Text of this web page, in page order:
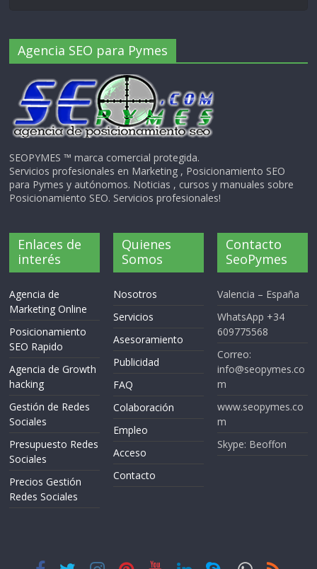
Agencia SEO para Pymes
SEOPYMES ™ marca comercial protegida.
Servicios profesionales en Marketing , Posicionamiento SEO
para Pymes y autónomos. Noticias , cursos y manuales sobre
Posicionamiento SEO. Servicios profesionales!
Enlaces de
interés
Agencia de
Marketing Online
Posicionamiento
SEO Rapido
Agencia de Growth
hacking
Gestión de Redes
Sociales
Presupuesto Redes
Sociales
Precios Gestión
Redes Sociales
Quienes
Somos
Nosotros
Servicios
Asesoramiento
Publicidad
FAQ
Colaboración
Empleo
Acceso
Contacto
Contacto
SeoPymes
Valencia – España
WhatsApp +34
609775568
Correo:
info@seopymes.co
m
www.seopymes.co
m
Skype: Beoffon